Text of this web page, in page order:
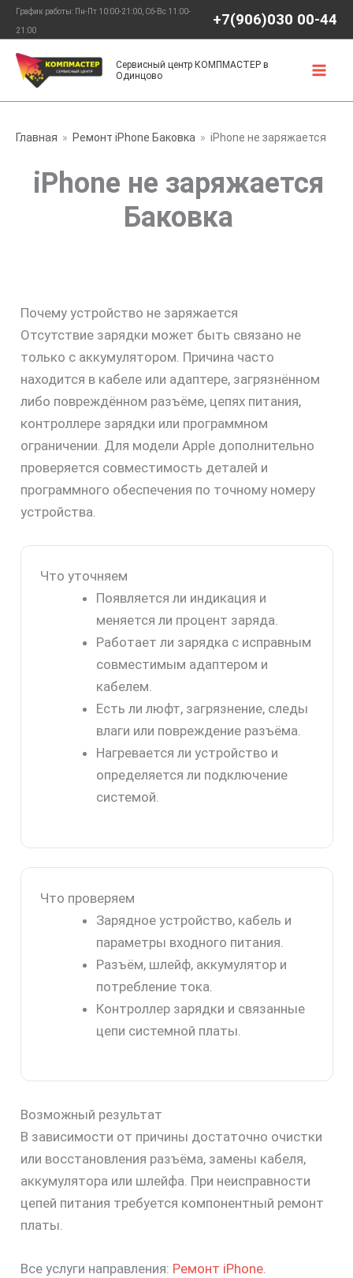
Перейти
содержимому
График работы: Пн-Пт 10:00-21:00, Сб-Вс 11:00-
21:00
+7(906)030 00-44
Сервисный центр КОМПМАСТЕР в
Одинцово
Главная Ремонт iPhone Баковка iPhone не заряжается
iPhone не заряжается
Баковка
Почему устройство не заряжается
Отсутствие зарядки может быть связано не
только с аккумулятором. Причина часто
находится в кабеле или адаптере, загрязнённом
либо повреждённом разъёме, цепях питания,
контроллере зарядки или программном
ограничении. Для модели Apple дополнительно
проверяется совместимость деталей и
программного обеспечения по точному номеру
устройства.
Что уточняем
Появляется ли индикация и
меняется ли процент заряда.
Работает ли зарядка с исправным
совместимым адаптером и
кабелем.
Есть ли люфт, загрязнение, следы
влаги или повреждение разъёма.
Нагревается ли устройство и
определяется ли подключение
системой.
Что проверяем
Зарядное устройство, кабель и
параметры входного питания.
Разъём, шлейф, аккумулятор и
потребление тока.
Контроллер зарядки и связанные
цепи системной платы.
Возможный результат
В зависимости от причины достаточно очистки
или восстановления разъёма, замены кабеля,
аккумулятора или шлейфа. При неисправности
цепей питания требуется компонентный ремонт
платы.
Все услуги направления: Ремонт iPhone.